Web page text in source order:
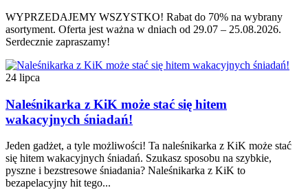
WYPRZEDAJEMY WSZYSTKO! Rabat do 70% na wybrany
asortyment. Oferta jest ważna w dniach od 29.07 – 25.08.2026.
Serdecznie zapraszamy!
24 lipca
Naleśnikarka z KiK może stać się hitem
wakacyjnych śniadań!
Jeden gadżet, a tyle możliwości! Ta naleśnikarka z KiK może stać
się hitem wakacyjnych śniadań. Szukasz sposobu na szybkie,
pyszne i bezstresowe śniadania? Naleśnikarka z KiK to
bezapelacyjny hit tego...